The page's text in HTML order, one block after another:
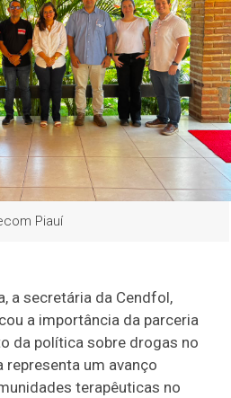
Piauí
a secretária da Cendfol,
a importância da parceria
da política sobre drogas no
representa um avanço
terapêuticas no